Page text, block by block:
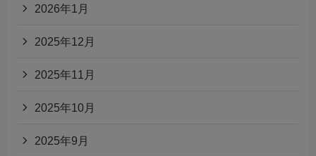
2026年1月
2025年12月
2025年11月
2025年10月
2025年9月